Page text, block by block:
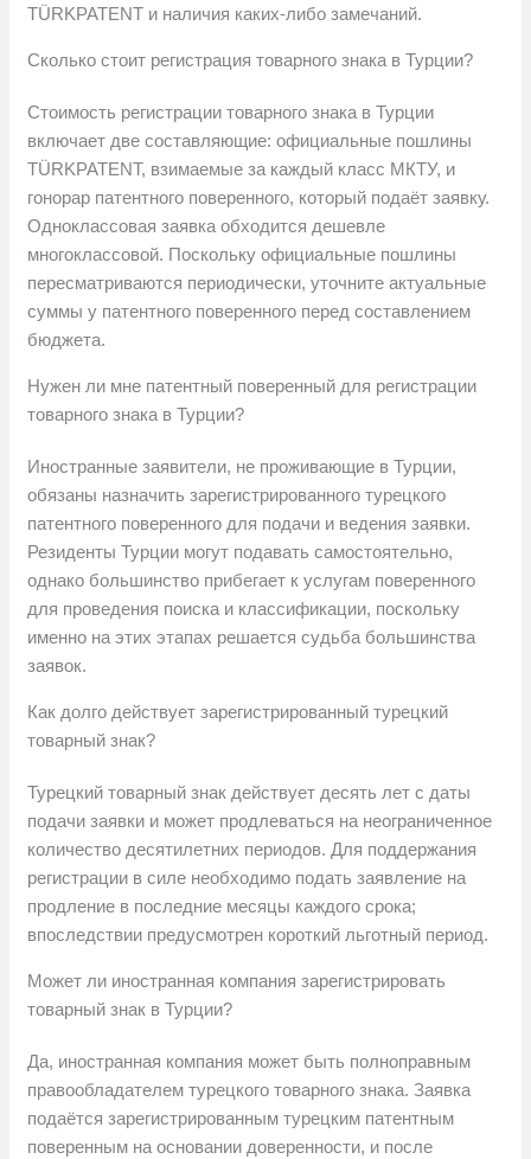
TÜRKPATENT и наличия каких-либо замечаний.
Сколько стоит регистрация товарного знака в Турции?
Стоимость регистрации товарного знака в Турции
включает две составляющие: официальные пошлины
TÜRKPATENT, взимаемые за каждый класс МКТУ, и
гонорар патентного поверенного, который подаёт заявку.
Одноклассовая заявка обходится дешевле
многоклассовой. Поскольку официальные пошлины
пересматриваются периодически, уточните актуальные
суммы у патентного поверенного перед составлением
бюджета.
Нужен ли мне патентный поверенный для регистрации
товарного знака в Турции?
Иностранные заявители, не проживающие в Турции,
обязаны назначить зарегистрированного турецкого
патентного поверенного для подачи и ведения заявки.
Резиденты Турции могут подавать самостоятельно,
однако большинство прибегает к услугам поверенного
для проведения поиска и классификации, поскольку
именно на этих этапах решается судьба большинства
заявок.
Как долго действует зарегистрированный турецкий
товарный знак?
Турецкий товарный знак действует десять лет с даты
подачи заявки и может продлеваться на неограниченное
количество десятилетних периодов. Для поддержания
регистрации в силе необходимо подать заявление на
продление в последние месяцы каждого срока;
впоследствии предусмотрен короткий льготный период.
Может ли иностранная компания зарегистрировать
товарный знак в Турции?
Да, иностранная компания может быть полноправным
правообладателем турецкого товарного знака. Заявка
подаётся зарегистрированным турецким патентным
поверенным на основании доверенности, и после